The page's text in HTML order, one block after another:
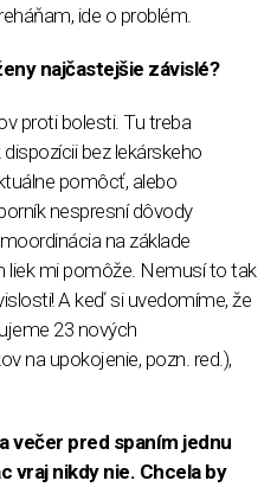
ide o problém.
najčastejšie závislé?
proti bolesti. Tu treba
bez lekárskeho
pomôcť, alebo
nespresní dôvody
na základe
liek mi pomôže. Nemusí to tak
A keď si uvedomíme, že
23 nových
na upokojenie, pozn. red.),
večer pred spaním jednu
vraj nikdy nie. Chcela by